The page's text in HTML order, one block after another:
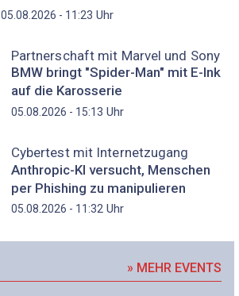
05.08.2026 - 11:23 Uhr
Partnerschaft mit Marvel und Sony
BMW bringt "Spider-Man" mit E-Ink
auf die Karosserie
05.08.2026 - 15:13 Uhr
Cybertest mit Internetzugang
Anthropic-KI versucht, Menschen
per Phishing zu manipulieren
05.08.2026 - 11:32Uhr
» MEHR EVENTS